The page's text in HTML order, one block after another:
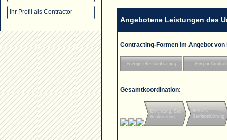
Ihr Profil als Contractor
Angebotene Leistungen des
Contracting-Formen im Angebot von
Gesamtkoordination: